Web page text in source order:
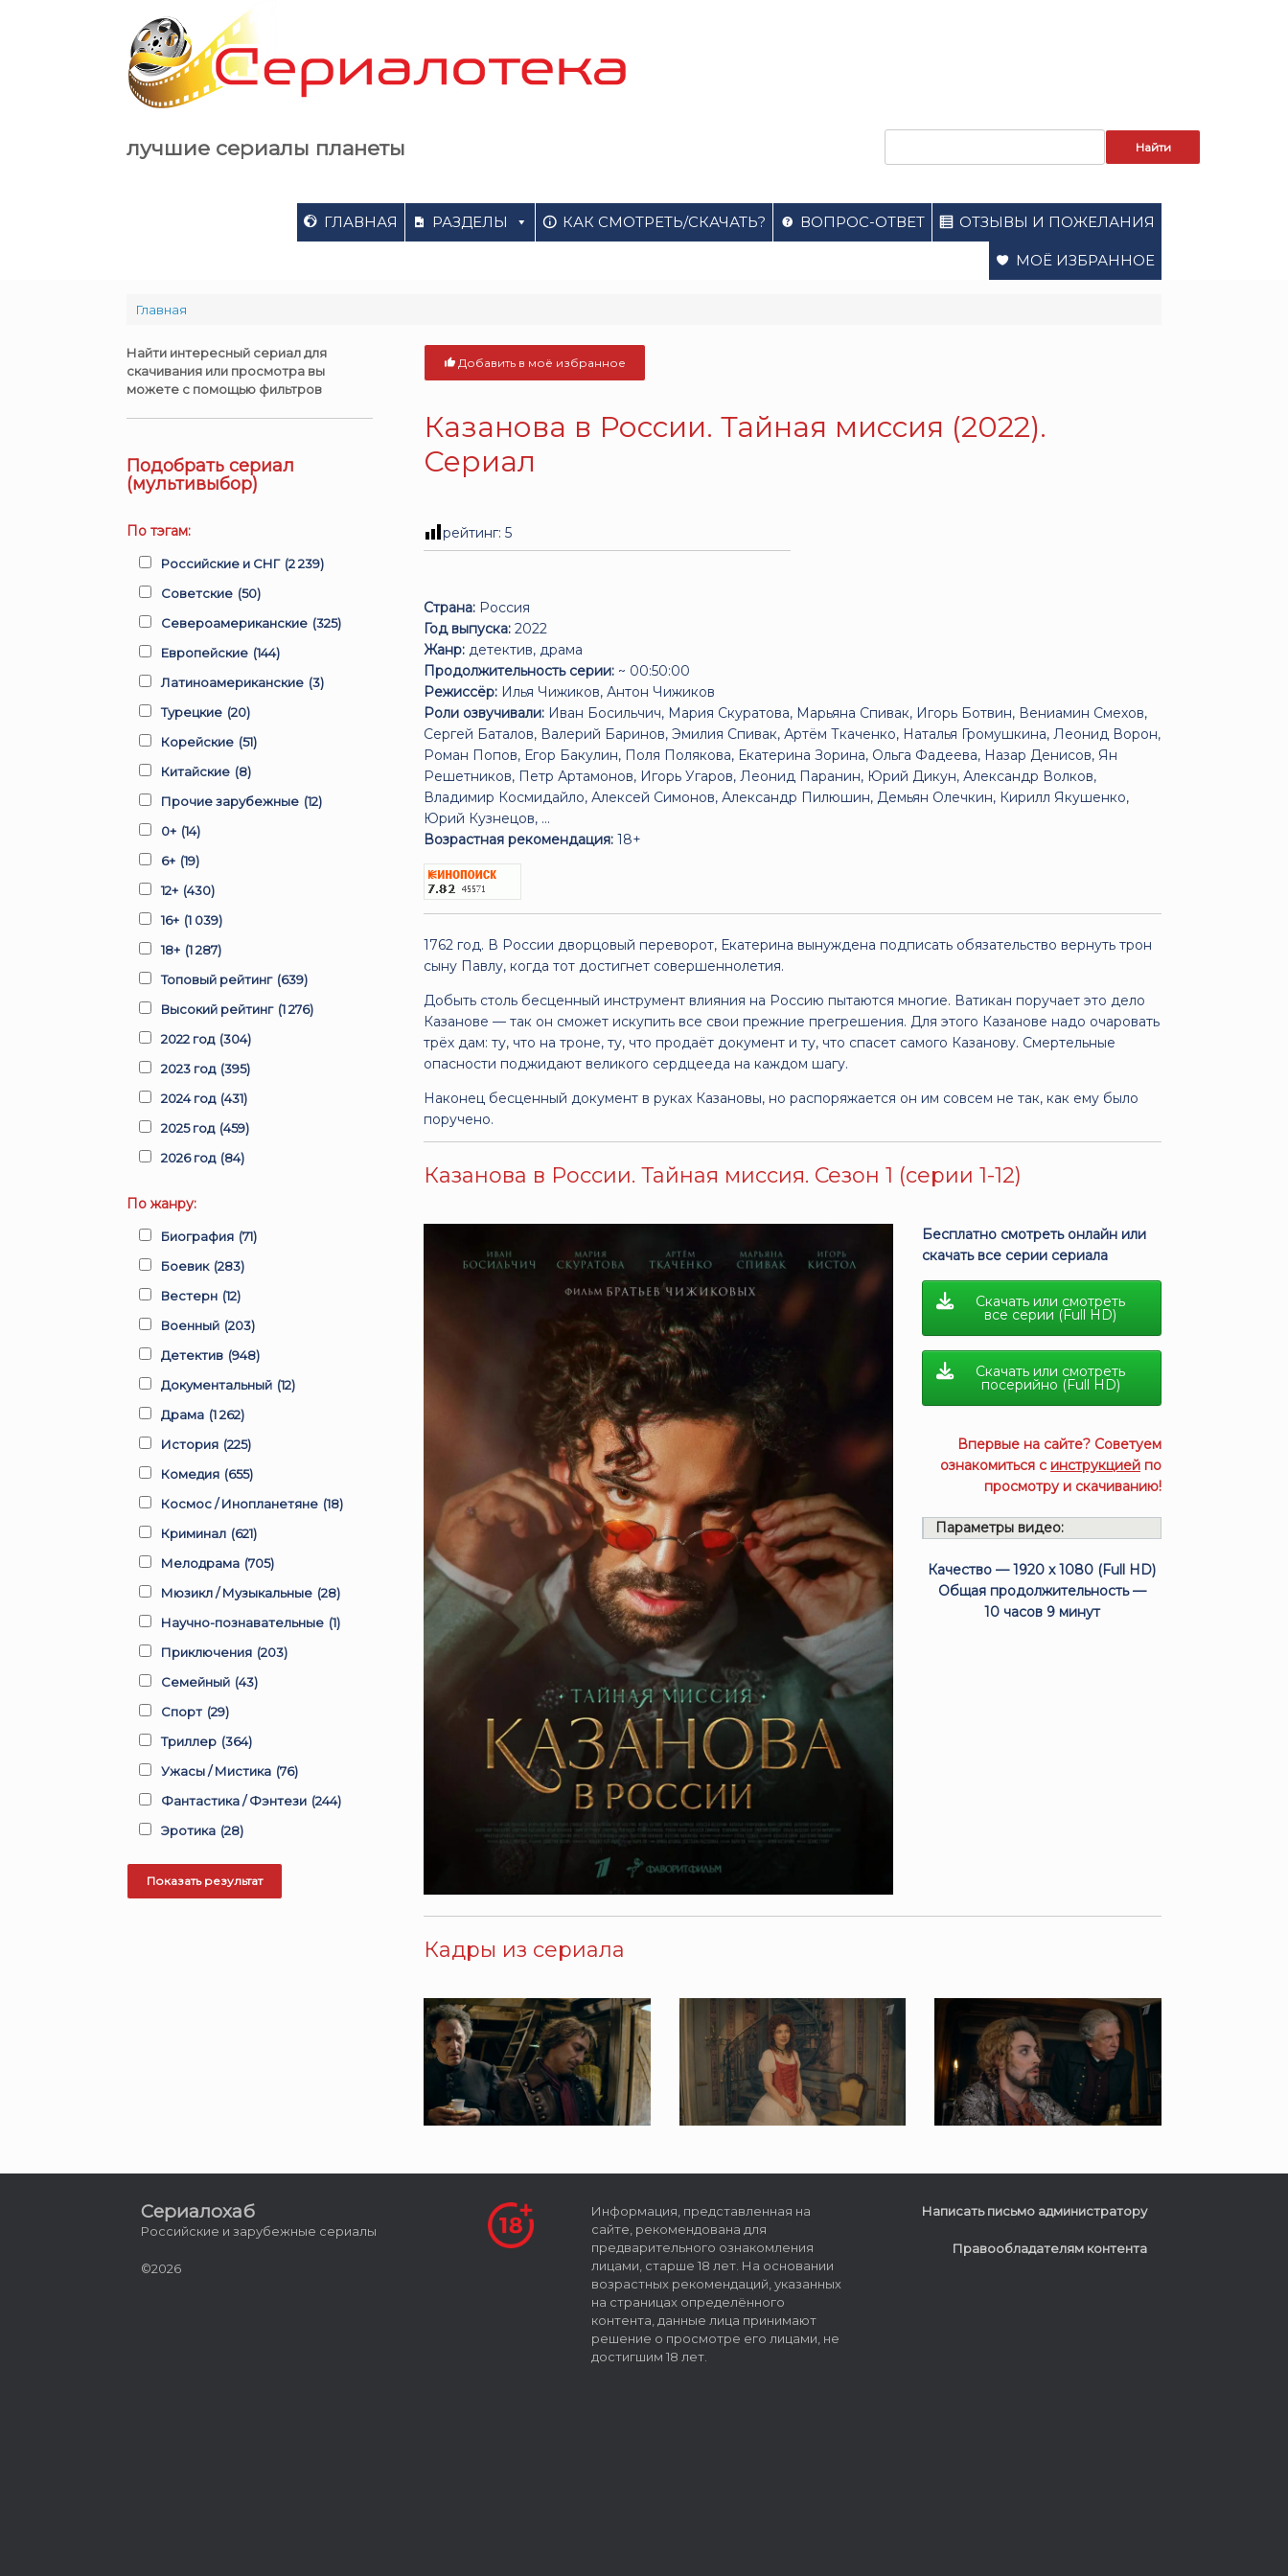
лучшие сериалы планеты
ГЛАВНАЯ РАЗДЕЛЫ КАК СМОТРЕТЬ/СКАЧАТЬ? ВОПРОС-ОТВЕТ ОТЗЫВЫ И ПОЖЕЛАНИЯ
МОЁ ИЗБРАННОЕ
Главная
Добавить в моё избранное
Казанова в России. Тайная миссия (2022).
Сериал
рейтинг:5
Страна: Россия
Год выпуска: 2022
Жанр: детектив, драма
Продолжительность серии: ~ 00:50:00
Режиссёр: Илья Чижиков, Антон Чижиков
Роли озвучивали: Иван Босильчич, Мария Скуратова, Марьяна Спивак, Игорь Ботвин, Вениамин Смехов,
Сергей Баталов, Валерий Баринов, Эмилия Спивак, Артём Ткаченко, Наталья Громушкина, Леонид Ворон,
Роман Попов, Егор Бакулин, Поля Полякова, Екатерина Зорина, Ольга Фадеева, Назар Денисов, Ян
Решетников, Петр Артамонов, Игорь Угаров, Леонид Паранин, Юрий Дикун, Александр Волков,
Владимир Космидайло, Алексей Симонов, Александр Пилюшин, Демьян Олечкин, Кирилл Якушенко,
Юрий Кузнецов, ...
Возрастная рекомендация: 18+
1762 год. В России дворцовый переворот, Екатерина вынуждена подписать обязательство вернуть трон
сыну Павлу, когда тот достигнет совершеннолетия.
Добыть столь бесценный инструмент влияния на Россию пытаются многие. Ватикан поручает это дело
Казанове — так он сможет искупить все свои прежние прегрешения. Для этого Казанове надо очаровать
трёх дам: ту, что на троне, ту, что продаёт документ и ту, что спасет самого Казанову. Смертельные
опасности поджидают великого сердцееда на каждом шагу.
Наконец бесценный документ в руках Казановы, но распоряжается он им совсем не так, как ему было
поручено.
Казанова в России. Тайная миссия. Сезон 1 (серии 1-12)
Бесплатно смотреть онлайн или
скачать все серии сериала
Скачать или смотреть
все серии (Full HD)
Скачать или смотреть
посерийно (Full HD)
Впервые на сайте? Советуем
ознакомиться с инструкцией по
просмотру и скачиванию!
Параметры видео:
Качество — 1920 x 1080 (Full HD)
Общая продолжительность —
10 часов 9 минут
Кадры из сериала
Найти интересный сериал для
скачивания или просмотра вы
можете с помощью фильтров
Подобрать сериал
(мультивыбор)
По тэгам:
Российские и СНГ (2 239)
Советские (50)
Североамериканские (325)
Европейские (144)
Латиноамериканские (3)
Турецкие (20)
Корейские (51)
Китайские (8)
Прочие зарубежные (12)
0+ (14)
6+ (19)
12+ (430)
16+ (1 039)
18+ (1 287)
Топовый рейтинг (639)
Высокий рейтинг (1 276)
2022 год (304)
2023 год (395)
2024 год (431)
2025 год (459)
2026 год (84)
По жанру:
Биография (71)
Боевик (283)
Вестерн (12)
Военный (203)
Детектив (948)
Документальный (12)
Драма (1 262)
История (225)
Комедия (655)
Космос / Инопланетяне (18)
Криминал (621)
Мелодрама (705)
Мюзикл / Музыкальные (28)
Научно-познавательные (1)
Приключения (203)
Семейный (43)
Спорт (29)
Триллер (364)
Ужасы / Мистика (76)
Фантастика / Фэнтези (244)
Эротика (28)
Сериалохаб
Российские и зарубежные сериалы
©2026
Информация, представленная на
сайте, рекомендована для
предварительного ознакомления
лицами, старше 18 лет. На основании
возрастных рекомендаций, указанных
на страницах определённого
контента, данные лица принимают
решение о просмотре его лицами, не
достигшим 18 лет.
Написать письмо администратору
Правообладателям контента